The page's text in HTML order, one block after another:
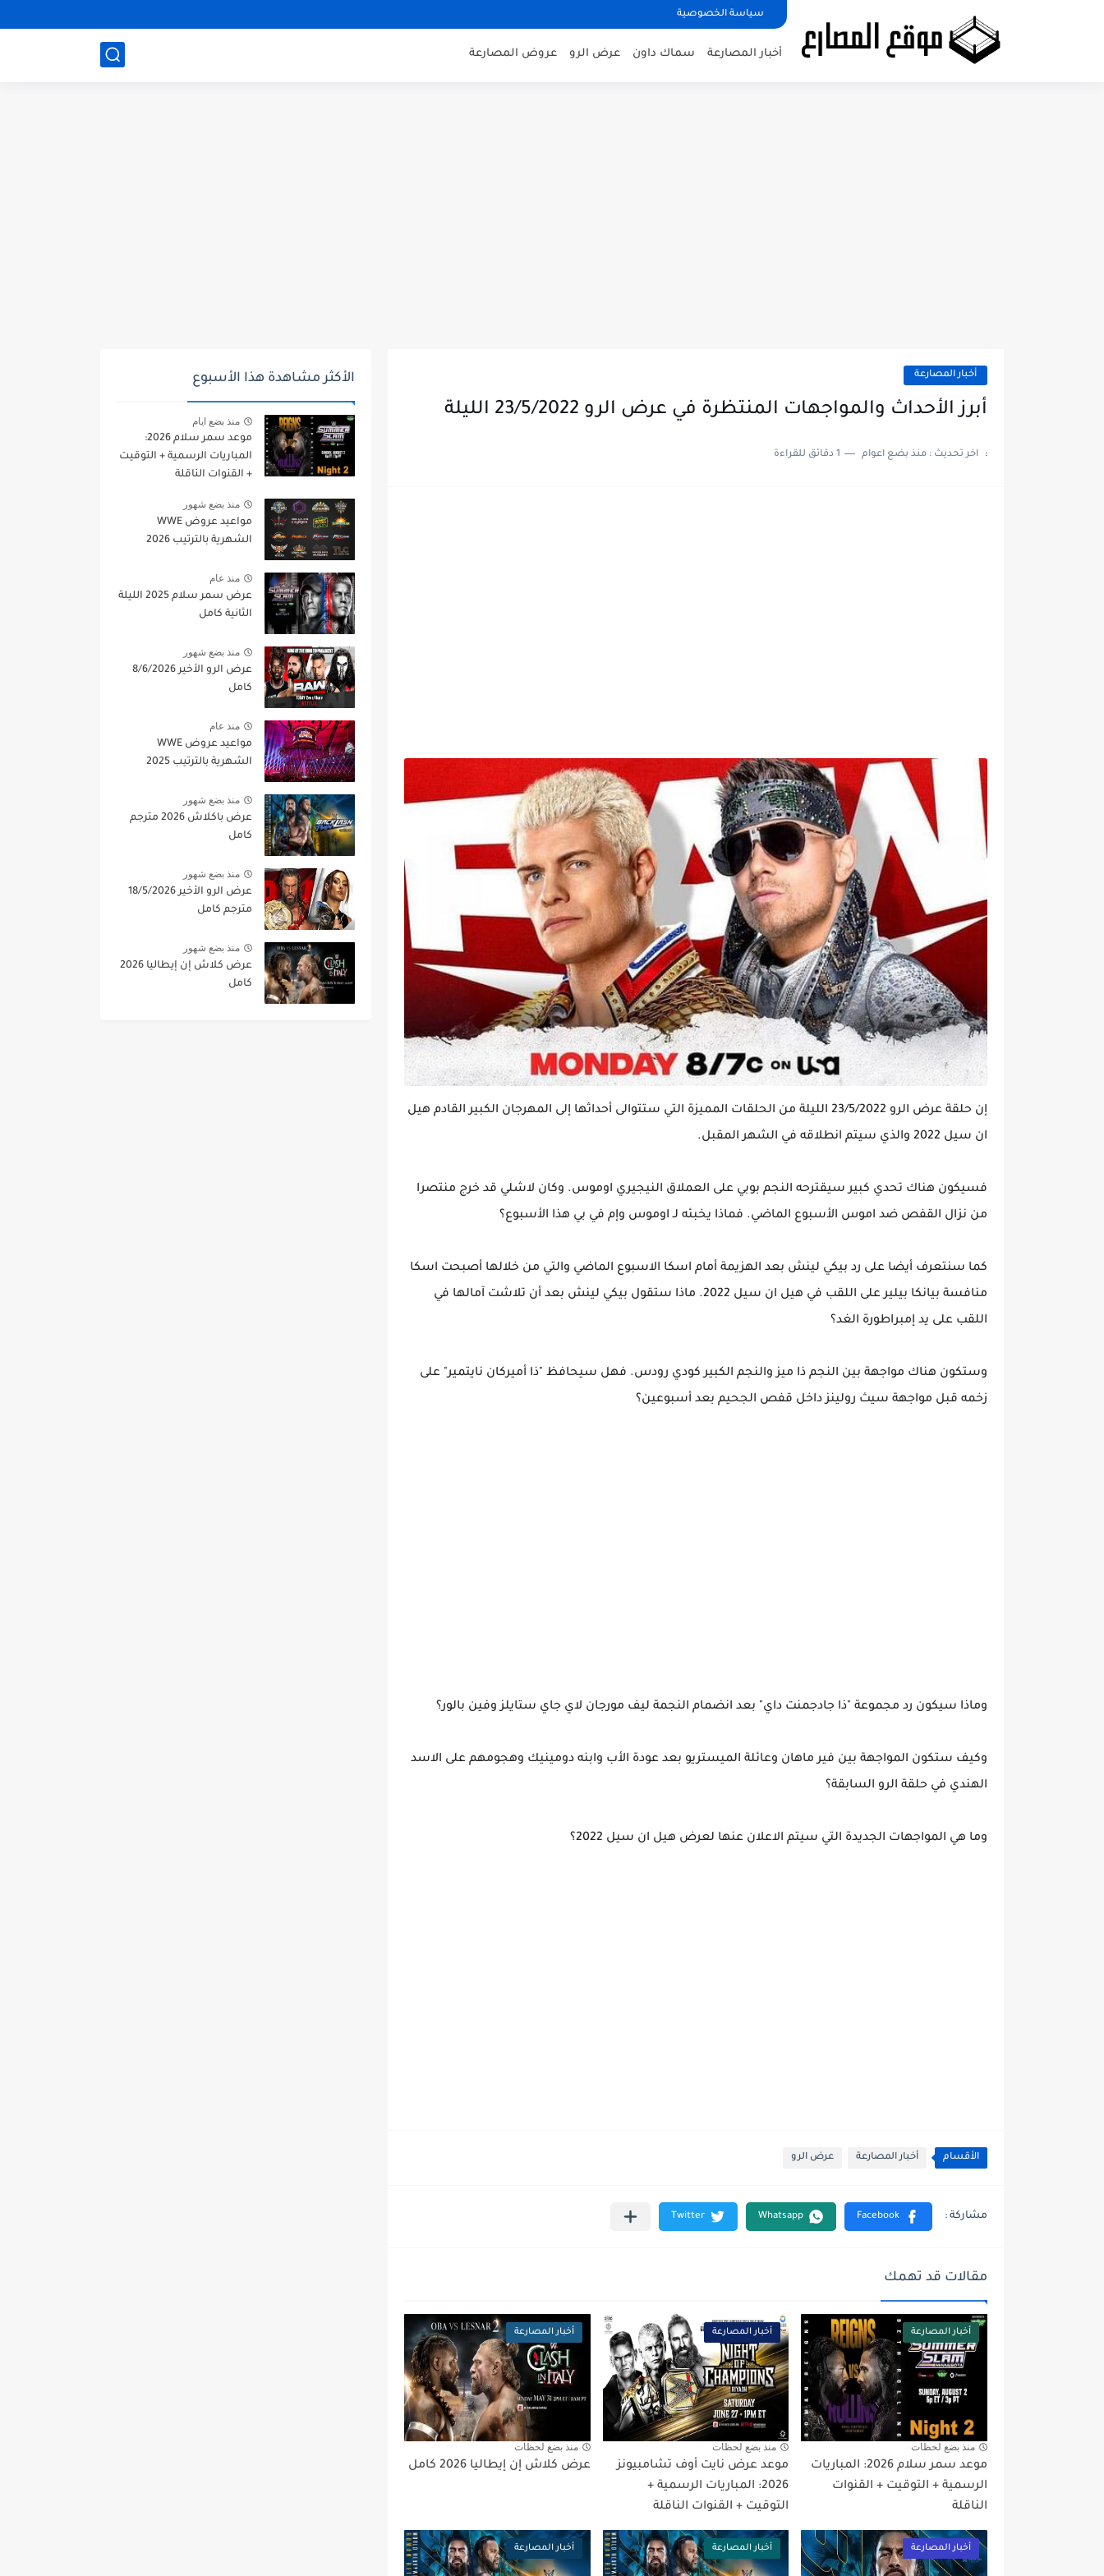
سياسة الخصوصية
أخبار المصارعة سماك داون عرض الرو عروض المصارعة
أخبار المصارعة
أبرز الأحداث والمواجهات المنتظرة في عرض الرو 23/5/2022 الليلة
: اخر تحديث : منذ بضع اعوام 1 دقائق للقراءة
إن حلقة عرض الرو 23/5/2022 الليلة من الحلقات المميزة التي ستتوالى أحداثها إلى المهرجان الكبير القادم هيل
ان سيل 2022 والذي سيتم انطلاقه في الشهر المقبل.
فسيكون هناك تحدي كبير سيقترحه النجم بوبي على العملاق النيجيري اوموس. وكان لاشلي قد خرج منتصرا
من نزال القفص ضد اموس الأسبوع الماضي. فماذا يخبئه لـ اوموس وإم في بي هذا الأسبوع؟
كما سنتعرف أيضا على رد بيكي لينش بعد الهزيمة أمام اسكا الاسبوع الماضي والتي من خلالها أصبحت اسكا
منافسة بيانكا بيلير على اللقب في هيل ان سيل 2022. ماذا ستقول بيكي لينش بعد أن تلاشت آمالها في
اللقب على يد إمبراطورة الغد؟
وستكون هناك مواجهة بين النجم ذا ميز والنجم الكبير كودي رودس. فهل سيحافظ "ذا أميركان نايتمير" على
زخمه قبل مواجهة سيث رولينز داخل قفص الجحيم بعد أسبوعين؟
وماذا سيكون رد مجموعة "ذا جادجمنت داي" بعد انضمام النجمة ليف مورجان لاي جاي ستايلز وفين بالور؟
وكيف ستكون المواجهة بين فير ماهان وعائلة الميستريو بعد عودة الأب وابنه دومينيك وهجومهم على الاسد
الهندي في حلقة الرو السابقة؟
وما هي المواجهات الجديدة التي سيتم الاعلان عنها لعرض هيل ان سيل 2022؟
الأقسام أخبار المصارعة عرض الرو
مقالات قد تهمك
أخبار المصارعة
منذ بضع لحظات
موعد سمر سلام 2026: المباريات
الرسمية + التوقيت + القنوات
الناقلة
أخبار المصارعة
منذ بضع لحظات
موعد عرض نايت أوف تشامبيونز
2026: المباريات الرسمية +
التوقيت + القنوات الناقلة
أخبار المصارعة
منذ بضع لحظات
عرض كلاش إن إيطاليا 2026 كامل
أخبار المصارعة أخبار المصارعة أخبار المصارعة
الأكثر مشاهدة هذا الأسبوع
منذ بضع ايام
موعد سمر سلام 2026:
المباريات الرسمية + التوقيت
+ القنوات الناقلة
منذ بضع شهور
مواعيد عروض WWE
الشهرية بالترتيب 2026
منذ عام
عرض سمر سلام 2025 الليلة
الثانية كامل
منذ بضع شهور
عرض الرو الأخير 8/6/2026
كامل
منذ عام
مواعيد عروض WWE
الشهرية بالترتيب 2025
منذ بضع شهور
عرض باكلاش 2026 مترجم
كامل
منذ بضع شهور
عرض الرو الأخير 18/5/2026
مترجم كامل
منذ بضع شهور
عرض كلاش إن إيطاليا 2026
كامل